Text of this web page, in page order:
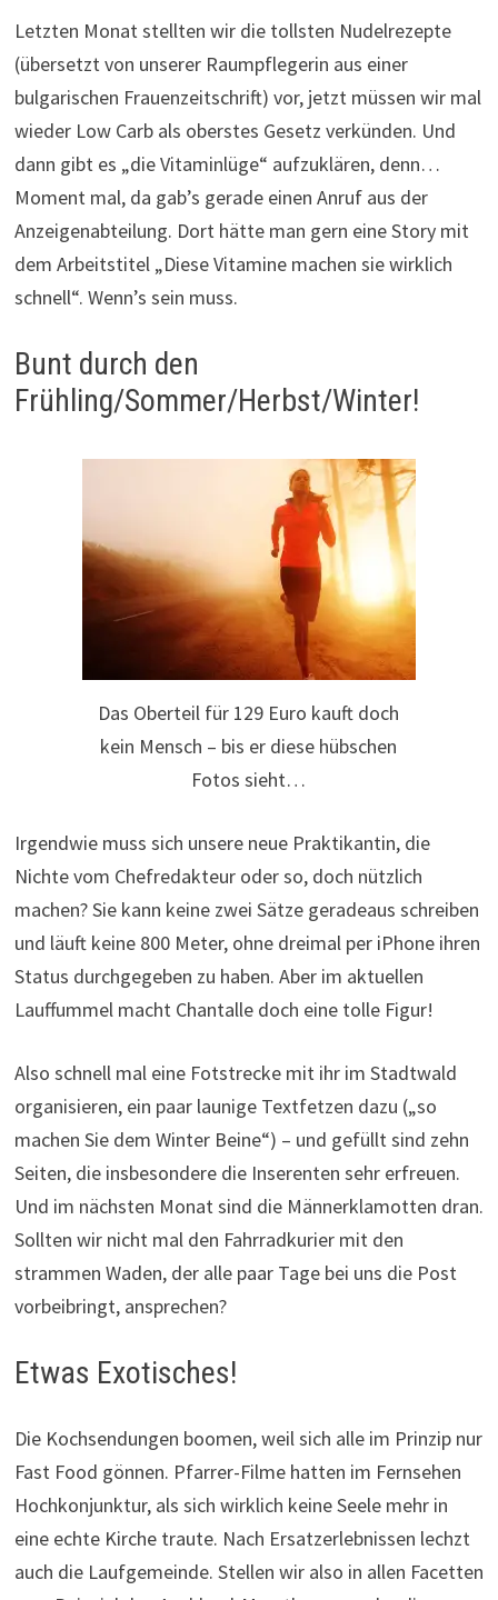
Letzten Monat stellten wir die tollsten Nudelrezepte
(übersetzt von unserer Raumpflegerin aus einer
bulgarischen Frauenzeitschrift) vor, jetzt müssen wir mal
wieder Low Carb als oberstes Gesetz verkünden. Und
dann gibt es „die Vitaminlüge“ aufzuklären, denn…
Moment mal, da gab’s gerade einen Anruf aus der
Anzeigenabteilung. Dort hätte man gern eine Story mit
dem Arbeitstitel „Diese Vitamine machen sie wirklich
schnell“. Wenn’s sein muss.
Bunt durch den
Frühling/Sommer/Herbst/Winter!
Das Oberteil für 129 Euro kauft doch
kein Mensch – bis er diese hübschen
Fotos sieht…
Irgendwie muss sich unsere neue Praktikantin, die
Nichte vom Chefredakteur oder so, doch nützlich
machen? Sie kann keine zwei Sätze geradeaus schreiben
und läuft keine 800 Meter, ohne dreimal per iPhone ihren
Status durchgegeben zu haben. Aber im aktuellen
Lauffummel macht Chantalle doch eine tolle Figur!
Also schnell mal eine Fotstrecke mit ihr im Stadtwald
organisieren, ein paar launige Textfetzen dazu („so
machen Sie dem Winter Beine“) – und gefüllt sind zehn
Seiten, die insbesondere die Inserenten sehr erfreuen.
Und im nächsten Monat sind die Männerklamotten dran.
Sollten wir nicht mal den Fahrradkurier mit den
strammen Waden, der alle paar Tage bei uns die Post
vorbeibringt, ansprechen?
Etwas Exotisches!
Die Kochsendungen boomen, weil sich alle im Prinzip nur
Fast Food gönnen. Pfarrer-Filme hatten im Fernsehen
Hochkonjunktur, als sich wirklich keine Seele mehr in
eine echte Kirche traute. Nach Ersatzerlebnissen lechzt
auch die Laufgemeinde. Stellen wir also in allen Facetten